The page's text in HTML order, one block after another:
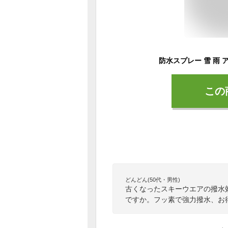
こ
どんどん(50代・男性)
古くなったスキーウエアの撥
ですか。フッ素で強力撥水、